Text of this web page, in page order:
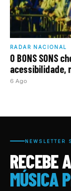
RADAR NACIONAL
O BONS SONS
acessibilidade,
6 Ago
NEWSLETTER
RECEBE A
MÚSICA